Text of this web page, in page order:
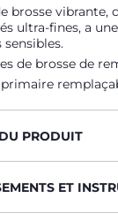
brosse vibrante,
ultra-fines, a
sensibles.
de brosse de
PRODUIT
ET